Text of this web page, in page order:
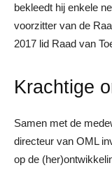
bekleedt hij enkele
voorzitter van de
2017 lid Raad van
Krachtige
Samen met de
directeur van OML
op de